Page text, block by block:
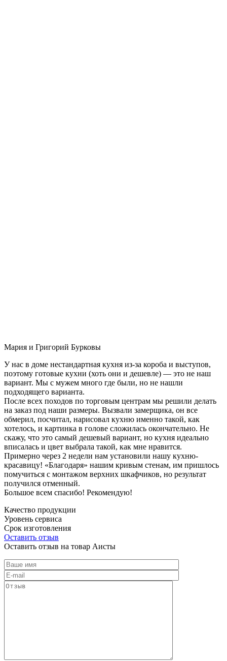
Мария и Григорий Бурковы
У нас в доме нестандартная кухня из-за короба и выступов,
поэтому готовые кухни (хоть они и дешевле) — это не наш
вариант. Мы с мужем много где были, но не нашли
подходящего варианта.
После всех походов по торговым центрам мы решили делать
на заказ под наши размеры. Вызвали замерщика, он все
обмерил, посчитал, нарисовал кухню именно такой, как
хотелось, и картинка в голове сложилась окончательно. Не
скажу, что это самый дешевый вариант, но кухня идеально
вписалась и цвет выбрала такой, как мне нравится.
Примерно через 2 недели нам установили нашу кухню-
красавицу! «Благодаря» нашим кривым стенам, им пришлось
помучиться с монтажом верхних шкафчиков, но результат
получился отменный.
Большое всем спасибо! Рекомендую!
Качество продукции
Уровень сервиса
Срок изготовления
Оставить отзыв
Оставить отзыв на товар Аисты